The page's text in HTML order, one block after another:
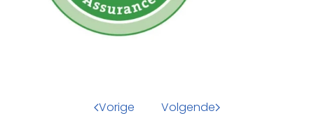
Vorige Volgende